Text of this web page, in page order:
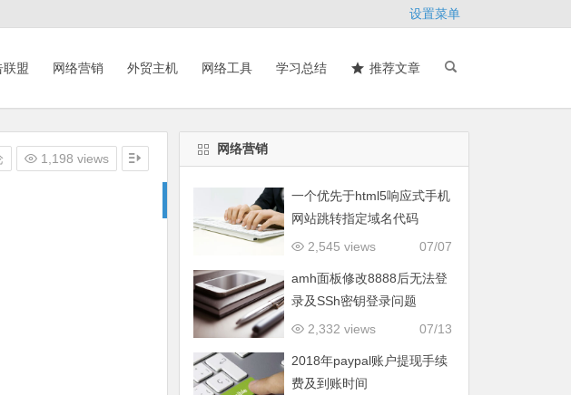
设置菜单
联盟 网络营销 外贸主机 网络工具 学习总结 推荐文章
1,198 views
网络营销
一个优先于html5响应式手机
网站跳转指定域名代码
07/07
2,545 views
amh面板修改8888后无法登
录及SSh密钥登录问题
07/13
2,332 views
2018年paypal账户提现手续
费及到账时间